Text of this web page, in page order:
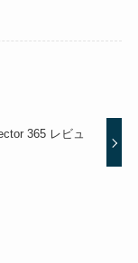
365 レビュ